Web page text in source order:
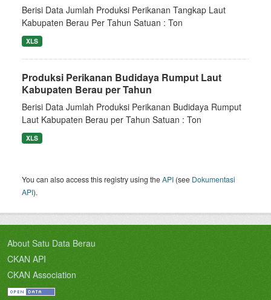
Berisi Data Jumlah Produksi Perikanan Tangkap Laut
Kabupaten Berau Per Tahun Satuan : Ton
XLS
Produksi Perikanan Budidaya Rumput Laut
Kabupaten Berau per Tahun
Berisi Data Jumlah Produksi Perikanan Budidaya Rumput
Laut Kabupaten Berau per Tahun Satuan : Ton
XLS
You can also access this registry using theAPI (see Dokumentasi
API).
About Satu Data Berau
CKAN API
CKAN Association